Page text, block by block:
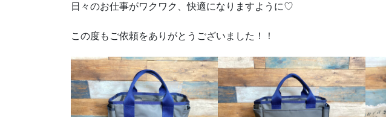
日々のお仕事がワクワク、快適になりますように♡
この度もご依頼をありがとうございました！！